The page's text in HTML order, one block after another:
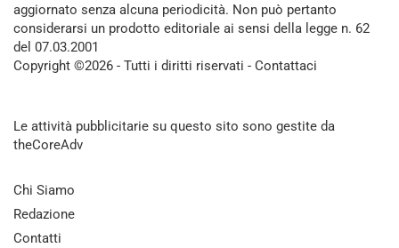
aggiornato senza alcuna periodicità. Non può pertanto
considerarsi un prodotto editoriale ai sensi della legge n. 62
del 07.03.2001
Copyright ©2026 - Tutti i diritti riservati - Contattaci
Le attività pubblicitarie su questo sito sono gestite da
theCoreAdv
Chi Siamo
Redazione
Contatti